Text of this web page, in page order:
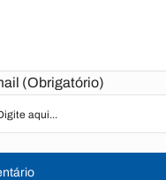
(Obrigatório)